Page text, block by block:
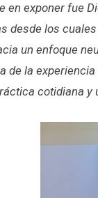
en exponer fue
desde los
un enfoque
de la
cotidiana y